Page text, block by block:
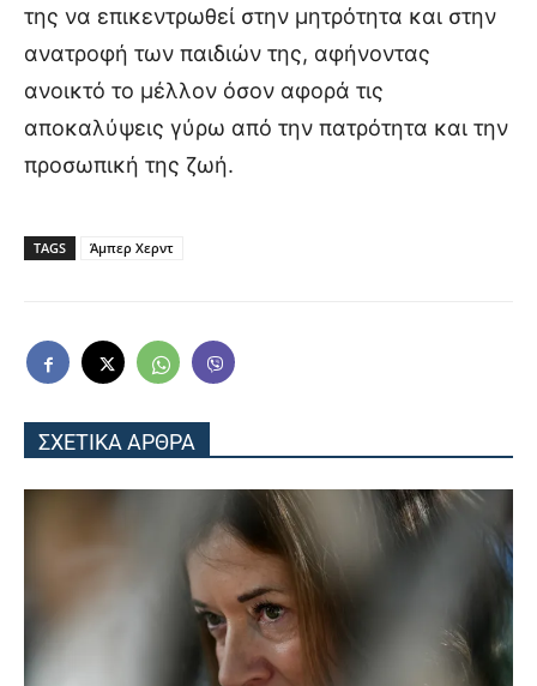
της να επικεντρωθεί στην μητρότητα και στην
ανατροφή των παιδιών της, αφήνοντας
ανοικτό το μέλλον όσον αφορά τις
αποκαλύψεις γύρω από την πατρότητα και την
προσωπική της ζωή.
TAGS Άμπερ Χερντ
ΣΧΕΤΙΚΑ ΑΡΘΡΑ